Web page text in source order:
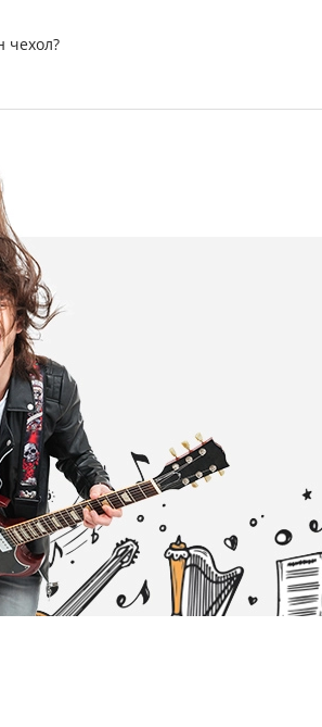
чехол?